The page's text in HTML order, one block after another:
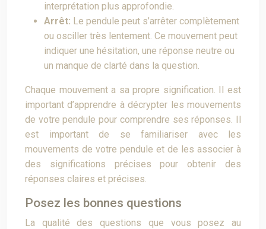
interprétation plus approfondie.
Arrêt: Le pendule peut s’arrêter complètement
ou osciller très lentement. Ce mouvement peut
indiquer une hésitation, une réponse neutre ou
un manque de clarté dans la question.
Chaque mouvement a sa propre signification. Il est
important d’apprendre à décrypter les mouvements
de votre pendule pour comprendre ses réponses. Il
est important de se familiariser avec les
mouvements de votre pendule et de les associer à
des significations précises pour obtenir des
réponses claires et précises.
Posez les bonnes questions
La qualité des questions que vous posez au